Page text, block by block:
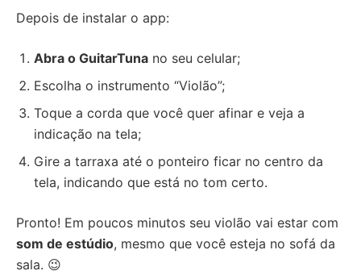
Depois de instalar o app:
Abra o GuitarTuna no seu celular;
Escolha o instrumento “Violão”;
Toque a corda que você quer afinar e veja a
indicação na tela;
Gire a tarraxa até o ponteiro ficar no centro da
tela, indicando que está no tom certo.
Pronto! Em poucos minutos seu violão vai estar com
som de estúdio, mesmo que você esteja no sofá da
sala. 😉